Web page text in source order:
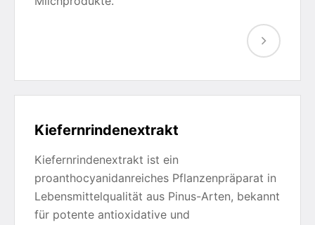
Kiefernrindenextrakt
Kiefernrindenextrakt ist ein
proanthocyanidanreiches Pflanzenpräparat in
Lebensmittelqualität aus Pinus-Arten, bekannt
für potente antioxidative und